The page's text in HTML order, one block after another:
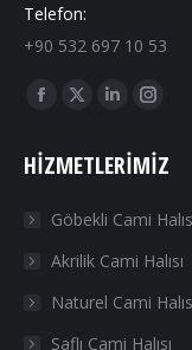
Telefon:
+90 532 697 10 53
Find us on:
Facebook
opens
new
window
X
opens
new
window
Linkedin
opens
new
window
opens
new
HIZMETLERIMIZ
Göbekli Cami
Akrilik Cami Halısı
Naturel Cami
Saflı Cami Halısı